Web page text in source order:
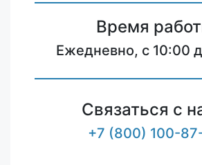
Время
Ежедневно, с 10:00
Связаться с
+7 (800) 100-